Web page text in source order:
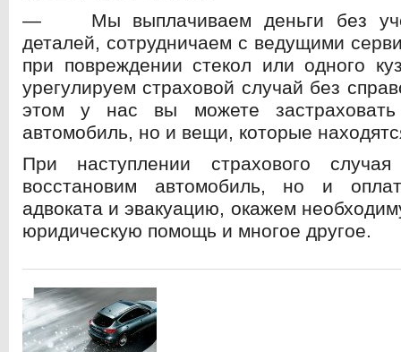
— Мы выплачиваем деньги без
деталей, сотрудничаем с ведущими
при повреждении стекол или одного
урегулируем страховой случай без
этом у нас вы можете
автомобиль, но и вещи, которые
При наступлении страхового
восстановим автомобиль, но и
адвоката и эвакуацию, окажем
юридическую помощь и многое другое.